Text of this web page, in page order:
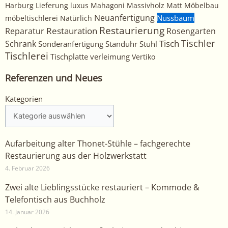
Harburg Lieferung luxus Mahagoni Massivholz Matt Möbelbau
möbeltischlerei Natürlich Neuanfertigung Nussbaum
Reparatur Restauration Restaurierung Rosengarten
Schrank Sonderanfertigung Standuhr Stuhl Tisch Tischler
Tischlerei Tischplatte verleimung Vertiko
Referenzen und Neues
Kategorien
Kategorien
Aufarbeitung alter Thonet-Stühle – fachgerechte
Restaurierung aus der Holzwerkstatt
4. Februar 2026
Zwei alte Lieblingsstücke restauriert – Kommode &
Telefontisch aus Buchholz
14. Januar 2026